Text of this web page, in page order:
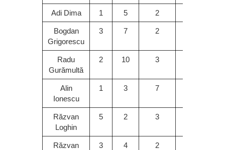
Adi Dima 1 5 2
Bogdan
Grigorescu
3 7 2
Radu
Gurămultă
2 10 3
Alin
Ionescu
1 3 7
Răzvan
Loghin
5 2 3
Răzvan
3 4 2